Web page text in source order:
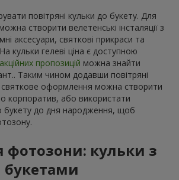
повітряні кульки до букету. Для
створити велетенські інсталяції з
аксесуари, святкові прикраси та
кульки гелеві ціна є доступною
акційних пропозицій можна знайти
Таким чином додавши повітряні
святкове оформлення можна створити
корпоратив, або використати
букету до дня народження, щоб
фотозони: кульки з
букетами